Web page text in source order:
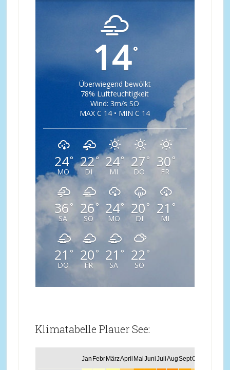
14°
Überwiegend bewölkt
78% Luftfeuchtigkeit
Wind: 3m/s SO
MAX C 14 • MIN C 14
24°
MO
22°
DI
24°
MI
27 °
DO
30 °
FR
36 °
SA
26°
SO
24°
MO
20 °
DI
21 °
MI
21 °
DO
20 °
FR
21 °
SA
22 °
SO
Klimatabelle Plauer See:
Jan Febr MärzApril MaiJuniJuliAugSeptOkt